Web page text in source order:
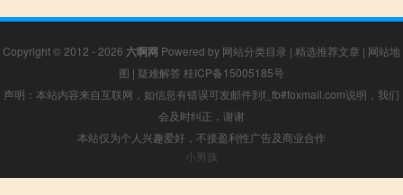
Copyright © 2012 - 2026 六啊网 Powered by 网站分类目录 | 精选推荐文章 | 网站地
图 | 疑难解答 桂ICP备15005185号
声明：本站内容来自互联网，如信息有错误可发邮件到f_fb#foxmail.com说明，我们
会及时纠正，谢谢
本站仅为个人兴趣爱好，不接盈利性广告及商业合作
小男孩